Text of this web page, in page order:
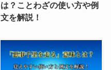
は？ことわざの使い方や例
文を解説！